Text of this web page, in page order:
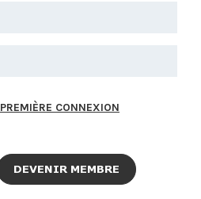
CONNEXION
DEVENIR MEMBRE